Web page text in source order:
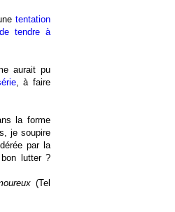
tentation
tendre à
aurait pu
, à faire
la forme
je soupire
par la
lutter ?
(Tel